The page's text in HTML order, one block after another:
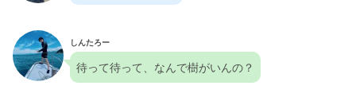
しんたろー
待って待って、なんで樹がいんの？